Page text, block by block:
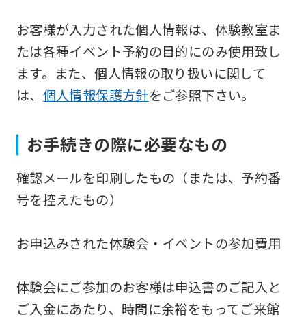
お客様が入力された個人情報は、体験教室ま
たは各種イベント予約の目的にのみ使用致し
ます。また、個人情報の取り扱いに関して
は、 個人情報保護方針をご参照下さい。
お手続きの際に必要なもの
確認メールを印刷したもの（または、予約番
号を控えたもの）
お申込みされた体験会・イベントの参加費用
体験会にご参加のお客様は申込書のご記入と
ご入金にあたり、時間に余裕をもってご来館
Japanese
version
of
this
website
be
translated
it
not
be